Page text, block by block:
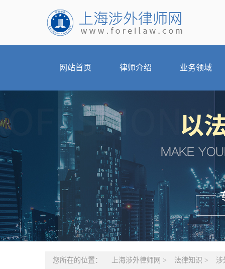
网站首页 律师介绍 业务领域
您所在的位置： 上海涉外律师网 > 法律知识 > 涉